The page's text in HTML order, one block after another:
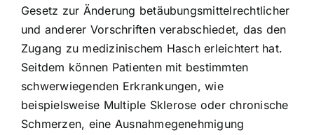
Gesetz zur Änderung betäubungsmittelrechtlicher
und anderer Vorschriften verabschiedet, das den
Zugang zu medizinischem Hasch erleichtert hat.
Seitdem können Patienten mit bestimmten
schwerwiegenden Erkrankungen, wie
beispielsweise Multiple Sklerose oder chronische
Schmerzen, eine Ausnahmegenehmigung